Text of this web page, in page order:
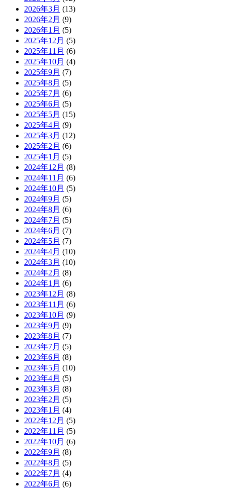
2026年3月 (13)
2026年2月 (9)
2026年1月 (5)
2025年12月 (5)
2025年11月 (6)
2025年10月 (4)
2025年9月 (7)
2025年8月 (5)
2025年7月 (6)
2025年6月 (5)
2025年5月 (15)
2025年4月 (9)
2025年3月 (12)
2025年2月 (6)
2025年1月 (5)
2024年12月 (8)
2024年11月 (6)
2024年10月 (5)
2024年9月 (5)
2024年8月 (6)
2024年7月 (5)
2024年6月 (7)
2024年5月 (7)
2024年4月 (10)
2024年3月 (10)
2024年2月 (8)
2024年1月 (6)
2023年12月 (8)
2023年11月 (6)
2023年10月 (9)
2023年9月 (9)
2023年8月 (7)
2023年7月 (5)
2023年6月 (8)
2023年5月 (10)
2023年4月 (5)
2023年3月 (8)
2023年2月 (5)
2023年1月 (4)
2022年12月 (5)
2022年11月 (5)
2022年10月 (6)
2022年9月 (8)
2022年8月 (5)
2022年7月 (4)
2022年6月 (6)